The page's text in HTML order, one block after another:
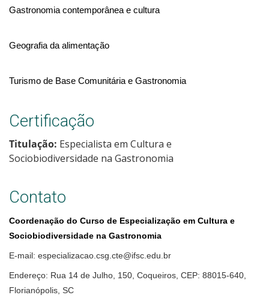
Gastronomia contemporânea e cultura
Geografia da alimentação
Turismo de Base Comunitária e Gastronomia
Certificação
Titulação: Especialista em Cultura e
Sociobiodiversidade na Gastronomia
Contato
Coordenação do Curso de Especialização em Cultura e
Sociobiodiversidade na Gastronomia
E-mail: especializacao.csg.cte@ifsc.edu.br
Endereço: Rua 14 de Julho, 150, Coqueiros, CEP: 88015-640,
Florianópolis, SC